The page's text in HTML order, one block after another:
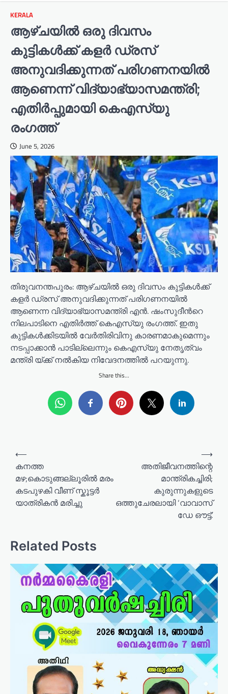
KERALA
ആഴ്ചയിൽ ഒരു ദിവസം
കുട്ടികൾക്ക് കളർ ഡ്രസ്
അനുവദിക്കുന്നത് പരിഗണനയിൽ
ആണെന്ന് വിദ്യാഭ്യാസമന്ത്രി;
എതിർപ്പുമായി കെഎസ്‌യു
രംഗത്ത്
June 5, 2026
തിരുവനന്തപുരം: ആഴ്ചയിൽ ഒരു ദിവസം കുട്ടികൾക്ക്
കളർ ഡ്രസ് അനുവദിക്കുന്നത് പരിഗണനയിൽ
ആണെന്ന വിദ്യാഭ്യാസമന്ത്രി എൻ. ഷംസുദീന്‍റെ
നിലപാടിനെ എതിർത്ത് കെഎസ്‌യു രംഗത്ത്. ഇതു
കുട്ടികൾക്കിടയിൽ വേർതിരിവിനു കാരണമാകുമെന്നും
നടപ്പാക്കാൻ പാടില്ലെന്നും കെഎസ്‌യു നേതൃത്വം
മന്ത്രി യ്ക്ക് നൽകിയ നിവേദനത്തിൽ പറയുന്നു.
Share this...
v
i
⟵
കനത്ത
മഴ;കൊടുങ്ങല്ലൂരിൽ മരം
കടപുഴകി വീണ് സ്കൂട്ടര്‍
യാത്രികൻ മരിച്ചു
അതിജീവനത്തിന്റെ
മാന്ത്രികച്ചിരി;
കുരുന്നുകളുടെ
ഒത്തുചേരലായി ‘വാവാസ്
ഡേ ഔട്ട്’.
⟶
Related Posts